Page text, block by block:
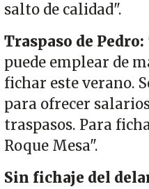
salto de calidad".
Traspaso de Pedro:
puede emplear de
fichar este verano.
para ofrecer
traspasos. Para
Roque Mesa".
Sin fichaje del